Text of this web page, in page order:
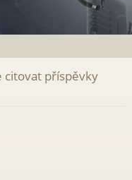
citovat příspěvky